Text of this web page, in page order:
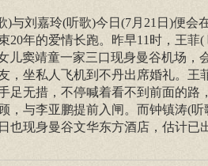
)与刘嘉玲(听歌)今日(7月21日)便会
20年的爱情长跑。昨早11时，王菲(
儿窦靖童一家三口现身曼谷机场，
，坐私人飞机到不丹出席婚礼。王
足无措，不停喊着看不到前面的路
，与李亚鹏提前入闸。而钟镇涛(听
也现身曼谷文华东方酒店，估计已